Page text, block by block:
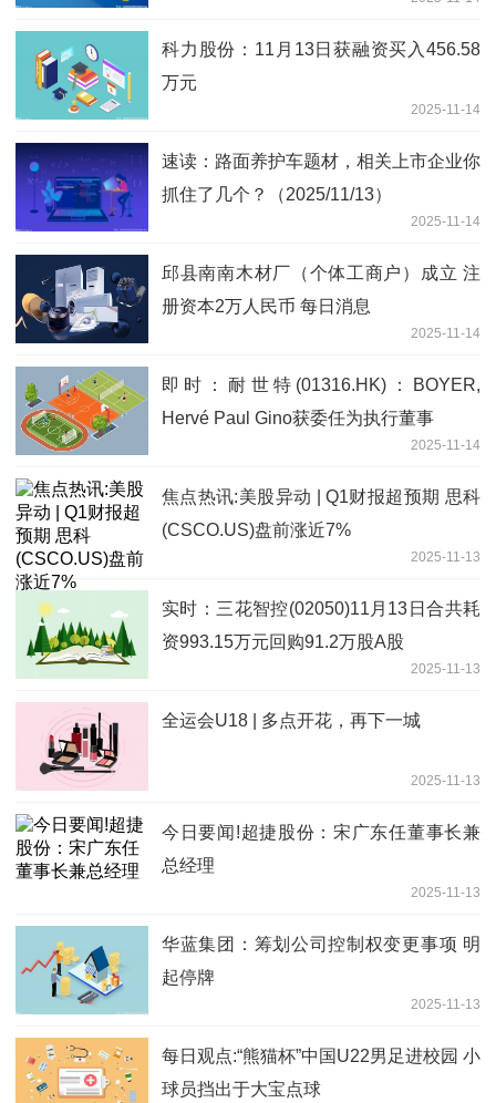
科力股份：11月13日获融资买入456.58
万元
2025-11-14
速读：路面养护车题材，相关上市企业你
抓住了几个？（2025/11/13）
2025-11-14
邱县南南木材厂（个体工商户）成立 注
册资本2万人民币 每日消息
2025-11-14
即时：耐世特(01316.HK)：BOYER,
Hervé Paul Gino获委任为执行董事
2025-11-14
焦点热讯:美股异动 | Q1财报超预期 思科
(CSCO.US)盘前涨近7%
2025-11-13
实时：三花智控(02050)11月13日合共耗
资993.15万元回购91.2万股A股
2025-11-13
全运会U18 | 多点开花，再下一城
2025-11-13
今日要闻!超捷股份：宋广东任董事长兼
总经理
2025-11-13
华蓝集团：筹划公司控制权变更事项 明
起停牌
2025-11-13
每日观点:“熊猫杯”中国U22男足进校园 小
球员挡出于大宝点球